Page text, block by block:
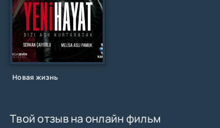
Новая жизнь
Твой отзыв на онлайн фильм